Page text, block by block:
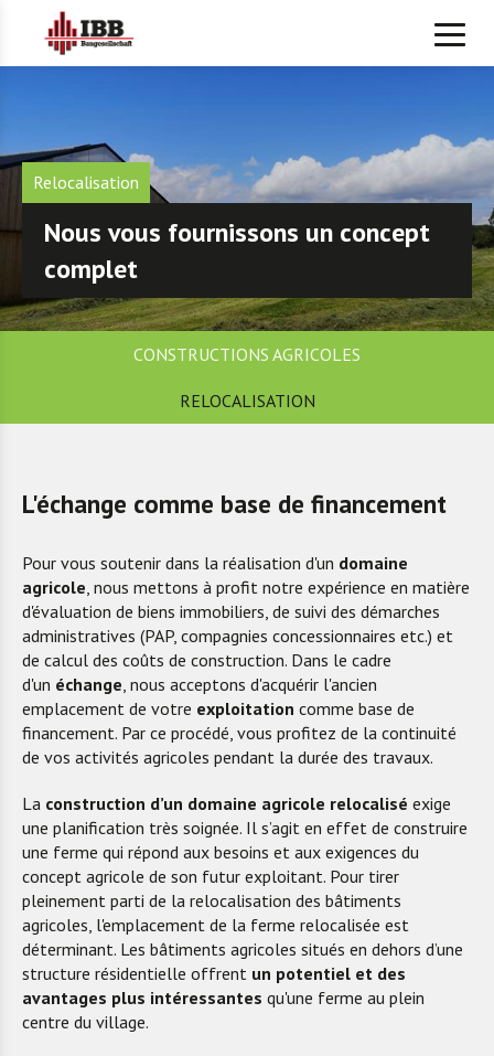
Relocalisation
Nous vous fournissons un concept
complet
CONSTRUCTIONS AGRICOLES
RELOCALISATION
L'échange comme base de financement
Pour vous soutenir dans la réalisation d'un domaine
agricole, nous mettons à profit notre expérience en matière
d'évaluation de biens immobiliers, de suivi des démarches
administratives (PAP, compagnies concessionnaires etc.) et
de calcul des coûts de construction. Dans le cadre
d'un échange, nous acceptons d'acquérir l'ancien
emplacement de votre exploitation comme base de
financement. Par ce procédé, vous profitez de la continuité
de vos activités agricoles pendant la durée des travaux.
La construction d’un domaine agricole relocalisé exige
une planification très soignée. Il s’agit en effet de construire
une ferme qui répond aux besoins et aux exigences du
concept agricole de son futur exploitant. Pour tirer
pleinement parti de la relocalisation des bâtiments
agricoles, l'emplacement de la ferme relocalisée est
déterminant. Les bâtiments agricoles situés en dehors d’une
structure résidentielle offrent un potentiel et des
avantages plus intéressantes qu'une ferme au plein
centre du village.